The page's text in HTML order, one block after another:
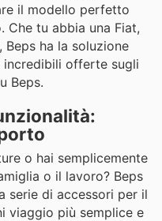
il modello perfetto
Che tu abbia una Fiat,
Beps ha la soluzione
incredibili offerte sugli
Beps.
o hai semplicemente
o il lavoro? Beps
serie di accessori per il
viaggio più semplice e